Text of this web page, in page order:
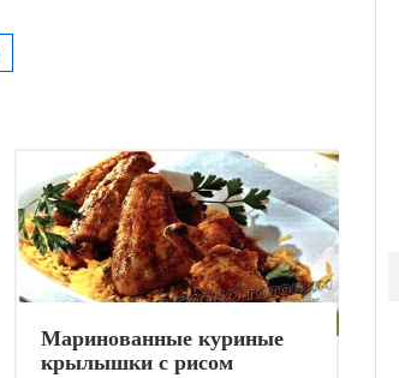
Маринованные куриные
крылышки с рисом